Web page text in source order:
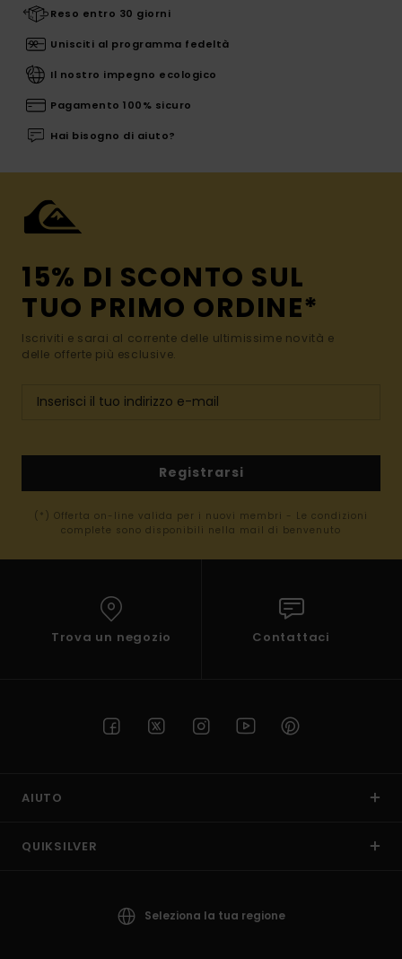
Reso entro 30 giorni
Unisciti al programma fedeltà
Il nostro impegno ecologico
Pagamento 100% sicuro
Hai bisogno di aiuto?
15% DI SCONTO SUL
TUO PRIMO ORDINE*
Iscriviti e sarai al corrente delle ultimissime novità e
delle offerte più esclusive.
Registrarsi
(*) Offerta on-line valida per i nuovi membri - Le condizioni
complete sono disponibili nella mail di benvenuto
Trova un negozio Contattaci
AIUTO
QUIKSILVER
Seleziona la tua regione